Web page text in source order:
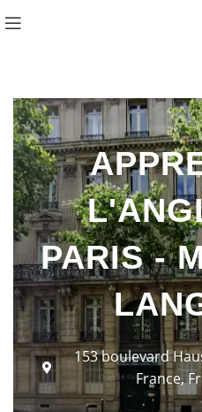
PARIS -
153 boulevard
France,